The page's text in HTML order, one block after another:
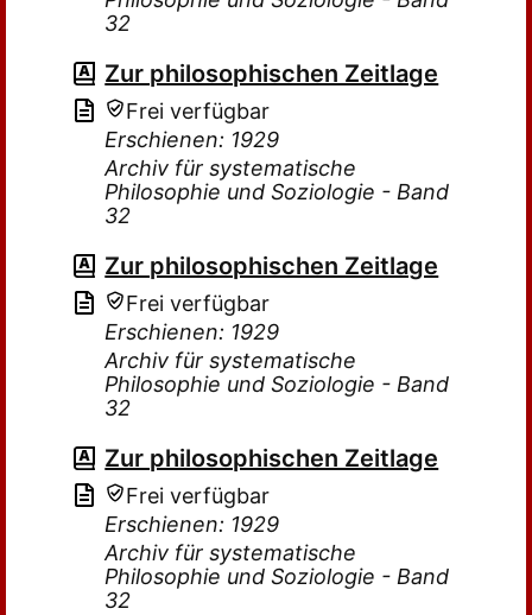
32
Zur philosophischen Zeitlage
Frei verfügbar
Erschienen: 1929
Archiv für systematische
Philosophie und Soziologie - Band
32
Zur philosophischen Zeitlage
Frei verfügbar
Erschienen: 1929
Archiv für systematische
Philosophie und Soziologie - Band
32
Zur philosophischen Zeitlage
Frei verfügbar
Erschienen: 1929
Archiv für systematische
Philosophie und Soziologie - Band
32